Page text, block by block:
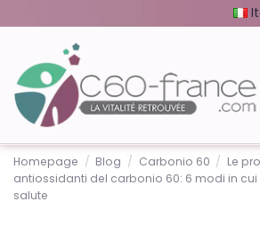
Homepage Blog Carbonio 60
Le
antiossidanti del carbonio 60: 6 modi in
salute